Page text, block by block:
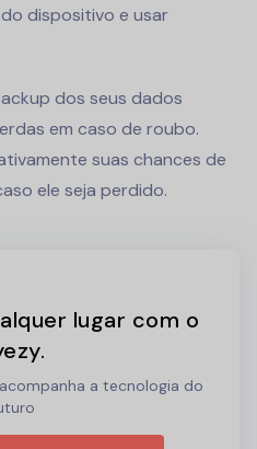
dispositivo e usar
dos seus dados
em caso de roubo.
suas chances de
ele seja perdido.
lugar com o
a tecnologia do